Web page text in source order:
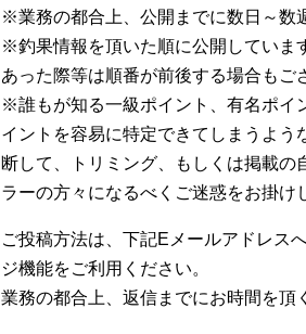
※業務の都合上、公開までに数日～数
※釣果情報を頂いた順に公開していま
あった際等は順番が前後する場合もご
※誰もが知る一級ポイント、有名ポイ
イントを容易に特定できてしまうよ
断して、トリミング、もしくは掲載
ラーの方々になるべくご迷惑をお掛
ご投稿方法は、下記Eメールアドレス
ジ機能をご利用ください。
業務の都合上、返信までにお時間を